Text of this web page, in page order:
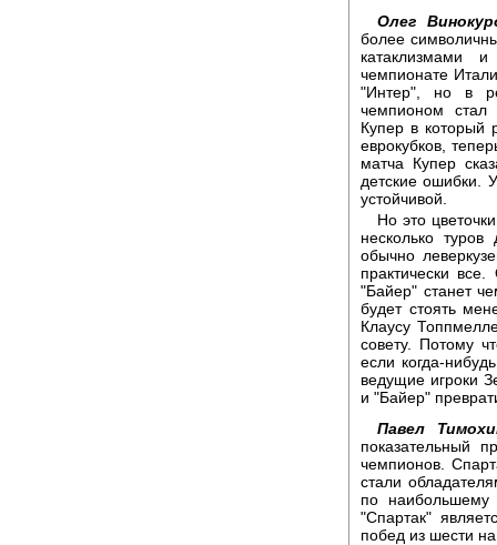
Олег
более
катаклизмами
чемпионате
"Интер", но в
чемпионом стал
Купер в который
еврокубков,
матча Купер
детские ошибки.
устойчивой.
Но это
несколько
обычно
практически
"Байер" станет
будет стоять
Клаусу
совету. Потому
если когда-
ведущие игроки
и "Байер"
Павел
показательный
чемпионов.
стали
по наибольшему
"Спартак"
побед из шести